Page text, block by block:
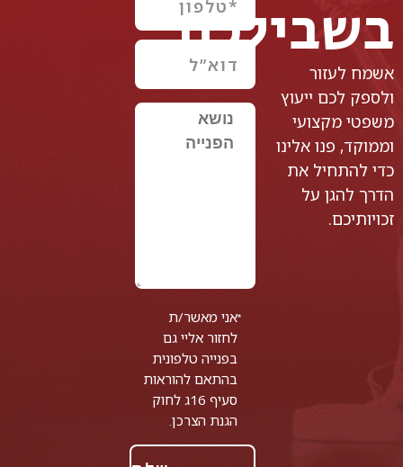
בשבילכם
אשמח לעזור
ולספק לכם ייעוץ
משפטי מקצועי
וממוקד, פנו אלינו
כדי להתחיל את
הדרך להגן על
זכויותיכם.
אני מאשר/ת
לחזור אליי גם
בפנייה טלפונית
בהתאם להוראות
סעיף 16ג לחוק
הגנת הצרכן.